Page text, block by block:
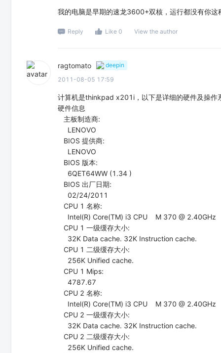
我的电脑是早期的速龙3600+双核，运行都没有你
Reply Like 0 View the author
ragtomato
deepin
2011-08-05 17:59
计算机是thinkpad x201i，以下是详细的硬件及操作
硬件信息
主板制造商:
LENOVO
BIOS 提供商:
LENOVO
BIOS 版本:
6QET64WW (1.34 )
BIOS 出厂日期:
02/24/2011
CPU 1 名称:
Intel(R) Core(TM) i3 CPU M 370 @ 2.40GHz
CPU 1 一级缓存大小:
32K Data cache. 32K Instruction cache.
CPU 1 二级缓存大小:
256K Unified cache.
CPU 1 Mips:
4787.67
CPU 2 名称:
Intel(R) Core(TM) i3 CPU M 370 @ 2.40GHz
CPU 2 一级缓存大小:
32K Data cache. 32K Instruction cache.
CPU 2 二级缓存大小:
256K Unified cache.